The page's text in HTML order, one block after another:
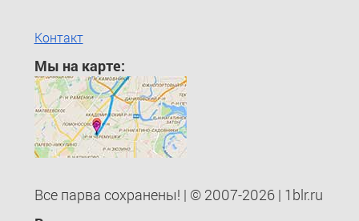
Контакт
Мы на карте:
Все парва сохранены! | © 2007-2026 | 1blr.ru